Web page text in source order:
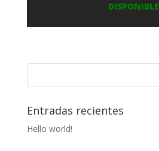
DISPONIBLE
Entradas recientes
Hello world!